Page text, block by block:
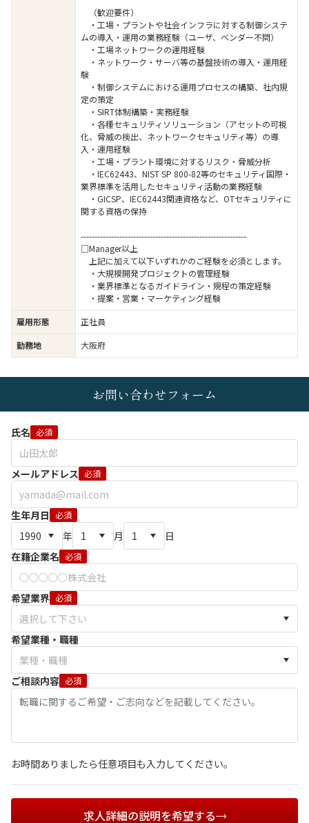
（歓迎要件）
・工場・プラントや社会インフラに対する制御システ
ムの導入・運用の業務経験（ユーザ、ベンダー不問）
・工場ネットワークの運用経験
・ネットワーク・サーバ等の基盤技術の導入・運用経
験
・制御システムにおける運用プロセスの構築、社内規
定の策定
・SIRT体制構築・実務経験
・各種セキュリティソリューション（アセットの可視
化、脅威の検出、ネットワークセキュリティ等）の導
入・運用経験
・工場・プラント環境に対するリスク・脅威分析
・IEC62443、NIST SP 800-82等のセキュリティ国際・
業界標準を活用したセキュリティ活動の業務経験
・GICSP、IEC62443関連資格など、OTセキュリティに
関する資格の保持
------------------------------------------------------------
□Manager以上
上記に加えて以下いずれかのご経験を必須とします。
・大規模開発プロジェクトの管理経験
・業界標準となるガイドライン・規程の策定経験
・提案・営業・マーケティング経験
雇用形態
正社員
勤務地
大阪府
お問い合わせフォーム
氏名 必須
メールアドレス 必須
生年月日 必須
年 月
日
在籍企業名 必須
希望業界 必須
希望業種・職種
ご相談内容 必須
お時間ありましたら任意項目も入力してください。
求人詳細の説明を希望する